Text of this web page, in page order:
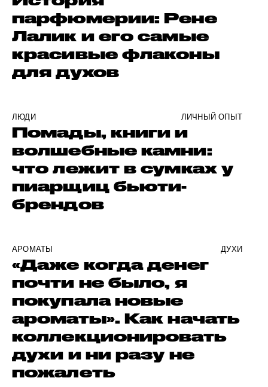
парфюмерии: Рене
Лалик и его самые
красивые флаконы
для духов
ЛЮДИ ЛИЧНЫЙ ОПЫТ
Помады, книги и
волшебные камни:
что лежит в сумках у
пиарщиц бьюти-
брендов
АРОМАТЫ ДУХИ
«Даже когда денег
почти не было, я
покупала новые
ароматы». Как начать
коллекционировать
духи и ни разу не
пожалеть